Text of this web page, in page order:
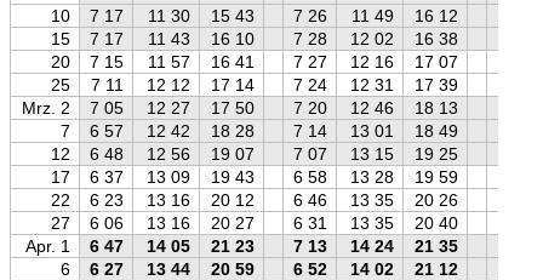
10
7 17 11 30 15 43 7 26 11 49 16 12
15
7 17 11 43 16 10 7 28 12 02 16 38
20
7 15 11 57 16 41 7 27 12 16 17 07
25
7 11 12 12 17 14 7 24 12 31 17 39
Mrz. 2
7 05 12 27 17 50 7 20 12 46 18 13
7
6 57 12 42 18 28 7 14 13 01 18 49
12
6 48 12 56 19 07 7 07 13 15 19 25
17
6 37 13 09 19 43 6 58 13 28 19 59
22
6 23 13 16 20 12 6 46 13 35 20 26
27
6 06 13 16 20 27 6 31 13 35 20 40
Apr. 1
6 47 14 05 21 23 7 13 14 24 21 35
6
6 27 13 44 20 59 6 52 14 02 21 12